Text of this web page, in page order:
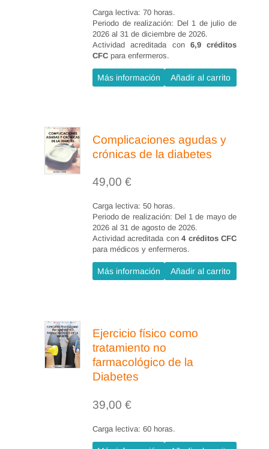
5.1. Planes de alimentación no
calculados.
5.2. Planes de alimentación
prefijados.
Tema 6. Elaboración práctica de
un plan de alimentación por
raciones o intercambios (10
Tema 7. Pautas de alimentación
en diabetes asociadas a otras
patologías (10 horas)
7.1. Obesidad.
7.3. Hipertensión arterial.
El alumno aprenderá:
Valoración del paciente.
valoración clínica del paciente.
Conocer las principales datos
antropométricos y bioquímicos
Carga lectiva: 70 horas.
Periodo de realización: Del 1 de julio de
2026 al 31 de diciembre de 2026.
Actividad acreditada con 6,9 créditos
CFC para enfermeros.
Más información Añadir al carrito
Complicaciones agudas y
crónicas de la diabetes
49,00 €
Carga lectiva: 50 horas.
Periodo de realización: Del 1 de mayo de
2026 al 31 de agosto de 2026.
Actividad acreditada con4 créditos CFC
para médicos y enfermeros.
Más información Añadir al carrito
Ejercicio físico como
tratamiento no
farmacológico de la
Diabetes
39,00 €
Carga lectiva: 60 horas.